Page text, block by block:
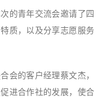
的青年交流会邀请了四
质，以及分享志愿服务
会的客户经理蔡文杰，
进合作社的发展，使合